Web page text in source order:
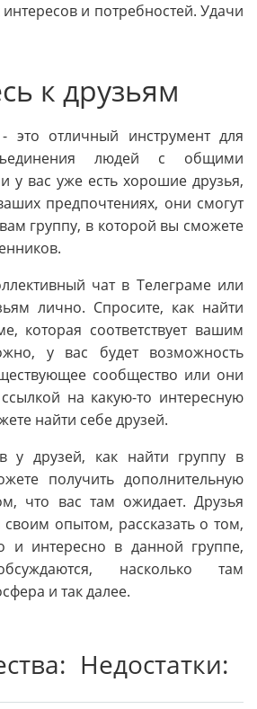
и потребностей. Удачи
к друзьям
это отличный инструмент для
людей с общими
у вас уже есть хорошие друзья,
предпочтениях, они смогут
группу, в которой вы сможете
чат в Телеграме или
лично. Спросите, как найти
которая соответствует вашим
у вас будет возможность
сообщество или они
на какую-то интересную
найти себе друзей.
у друзей, как найти группу в
получить дополнительную
что вас там ожидает. Друзья
своим опытом, рассказать о том,
и интересно в данной группе,
насколько там
и так далее.
Недостатки: